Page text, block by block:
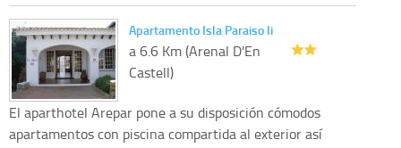
Apartamento Isla Paraiso Ii
a 6.6 Km (Arenal D'En
Castell)
El aparthotel Arepar pone a su disposición cómodos
apartamentos con piscina compartida al exterior así